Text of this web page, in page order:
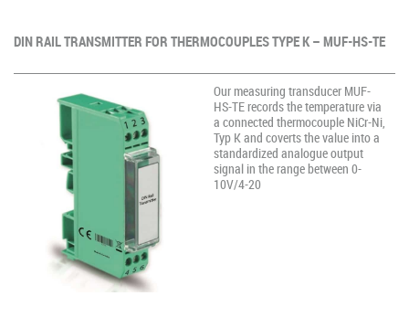
DIN RAIL TRANSMITTER FOR THERMOCOUPLES TYPE K – MUF-HS-TE
Our measuring transducer MUF-
HS-TE records the temperature via
a connected thermocouple NiCr-Ni,
Typ K and coverts the value into a
standardized analogue output
signal in the range between 0-
10V/4-20